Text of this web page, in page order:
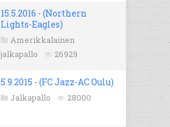
15.5.2016 - (Northern
Lights-Eagles)
Amerikkalainen
jalkapallo
26929
5.9.2015 - (FC Jazz-AC Oulu)
Jalkapallo 28000